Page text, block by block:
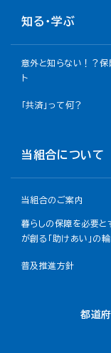
知る・学ぶ
意外と知らない！？保
ト
「共済」って何？
当組合について
当組合のご案内
暮らしの保障を必要と
が創る「助けあい」の輪
普及推進方針
都道